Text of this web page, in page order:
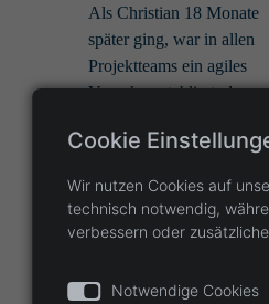
Als Christian 18 Monate
später ging, war in allen
Projektteams ein agiles
Vorgehen etabliert, das
professionell, sondern
Projekten, Kunden und
Team.
Sebastian Behnen
Cookie
Wir nutzen Cookies auf
technisch notwendig,
verbessern oder
Notwendige Cookies